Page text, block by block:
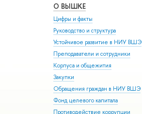
О ВЫШКЕ
Цифры и факты
Руководство и структура
Устойчивое развитие в НИУ ВШЭ
Преподаватели и сотрудники
Корпуса и общежития
Закупки
Обращения граждан в НИУ ВШЭ
Фонд целевого капитала
Противодействие коррупции